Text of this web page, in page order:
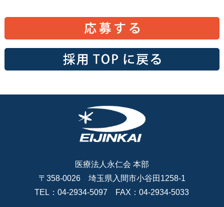
医療法人永仁会 本部
〒358-0026 埼玉県入間市小谷田1258-1
TEL：04-2934-5097 FAX：04-2934-5033